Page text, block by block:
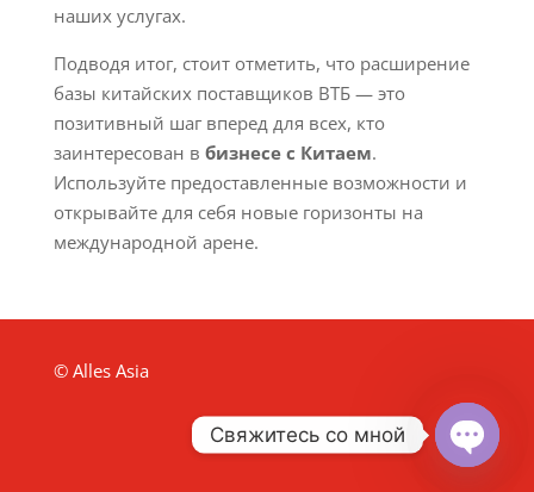
наших услугах.
Подводя итог, стоит отметить, что расширение
базы китайских поставщиков ВТБ — это
позитивный шаг вперед для всех, кто
заинтересован в бизнесе с Китаем.
Используйте предоставленные возможности и
открывайте для себя новые горизонты на
международной арене.
© Alles Asia
Свяжитесь со мной